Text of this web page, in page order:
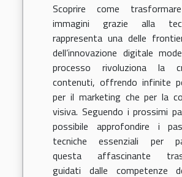
Scoprire come
immagini grazie alla
rappresenta una delle
dell’innovazione digitale
processo rivoluziona la
contenuti, offrendo infinite
per il marketing che per la
visiva. Seguendo i prossimi
possibile approfondire i
tecniche essenziali per
questa affascinante
guidati dalle competenze